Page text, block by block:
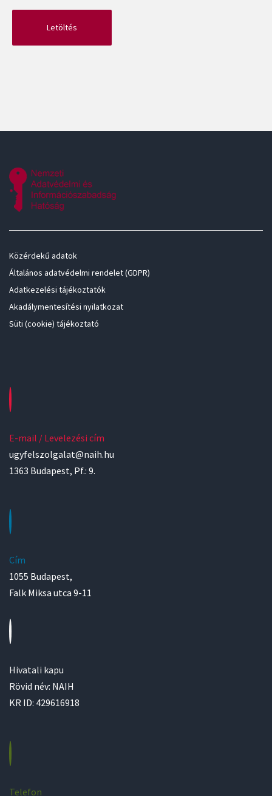
Közérdekű adatok
Általános adatvédelmi rendelet (GDPR)
Adatkezelési tájékoztatók
Akadálymentesítési nyilatkozat
Süti (cookie) tájékoztató
E-mail / Levelezési cím
ugyfelszolgalat@naih.hu
1363 Budapest, Pf.: 9.
Cím
1055 Budapest,
Falk Miksa utca 9-11
Hivatali kapu
Rövid név: NAIH
KR ID: 429616918
Telefon